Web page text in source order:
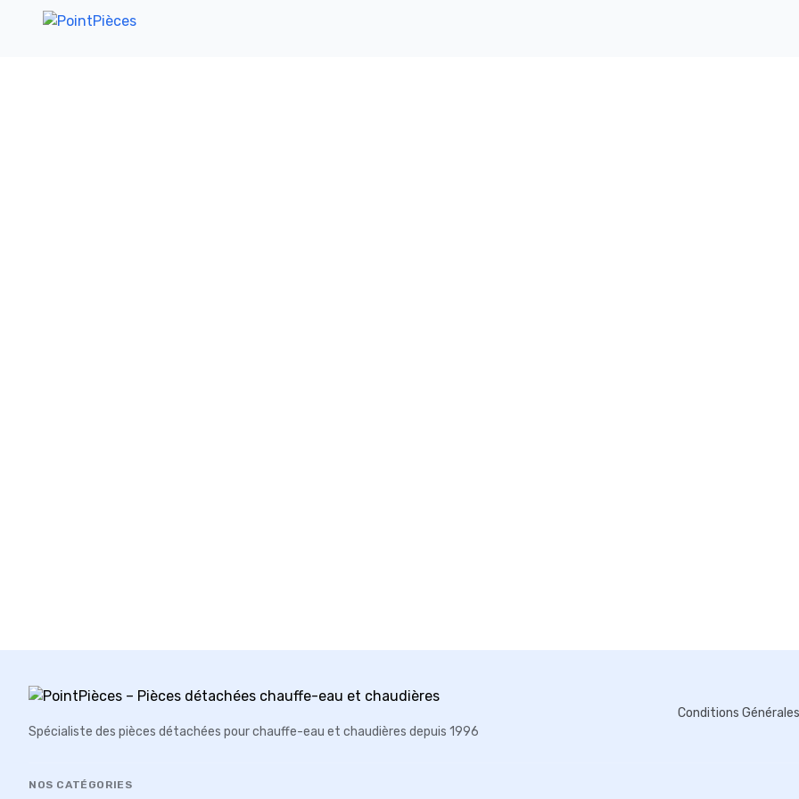
Spécialiste des pièces détachées pour chauffe-eau et chaudières depuis 1996
Conditions
NOS CATÉGORIES